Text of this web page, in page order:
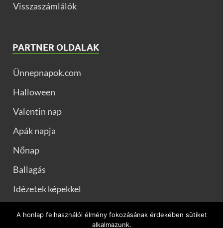
Visszaszámlálók
PARTNER OLDALAK
Ünnepnapok.com
Halloween
Valentin nap
Apák napja
Nőnap
Ballagás
Idézetek képekkel
A honlap felhasználói élmény fokozásának érdekében sütiket
alkalmazunk.